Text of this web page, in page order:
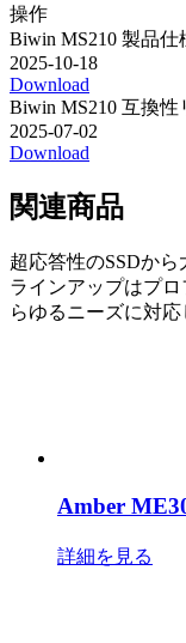
操作
Biwin MS210 製品仕
2025-10-18
Download
Biwin MS210 互換性
2025-07-02
Download
関連商品
超応答性のSSDか
ラインアップはプ
らゆるニーズに対応
Amber
詳細を見る